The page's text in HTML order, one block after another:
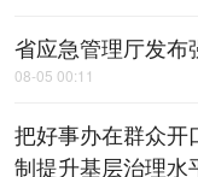
省应急管理厅发布
08-05 00:11
把好事办在群众
制提升基层治理水